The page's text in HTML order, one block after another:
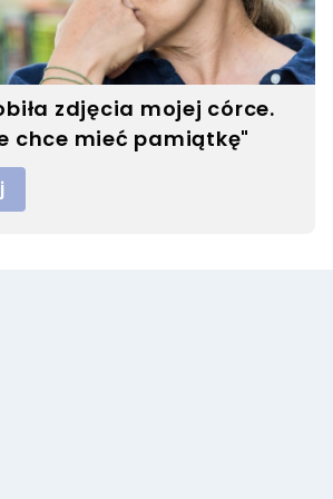
zdjęcia mojej córce.
chce mieć pamiątkę"